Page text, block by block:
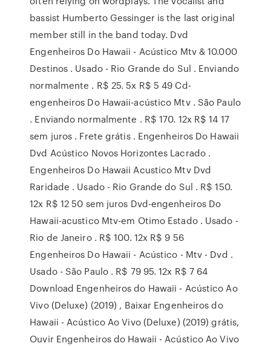
bassist Humberto Gessinger is the last original
member still in the band today. Dvd
Engenheiros Do Hawaii - Acústico Mtv & 10.000
Destinos . Usado - Rio Grande do Sul . Enviando
normalmente . R$ 25. 5x R$ 5 49 Cd-
engenheiros Do Hawaii-acústico Mtv . São Paulo
. Enviando normalmente . R$ 170. 12x R$ 14 17
sem juros . Frete grátis . Engenheiros Do Hawaii
Dvd Acústico Novos Horizontes Lacrado .
Engenheiros Do Hawaii Acustico Mtv Dvd
Raridade . Usado - Rio Grande do Sul . R$ 150.
12x R$ 12 50 sem juros Dvd-engenheiros Do
Hawaii-acustico Mtv-em Otimo Estado . Usado -
Rio de Janeiro . R$ 100. 12x R$ 9 56
Engenheiros Do Hawaii - Acústico - Mtv - Dvd .
Usado - São Paulo . R$ 79 95. 12x R$ 7 64
Download Engenheiros do Hawaii - Acústico Ao
Vivo (Deluxe) (2019) , Baixar Engenheiros do
Hawaii - Acústico Ao Vivo (Deluxe) (2019) grátis,
Ouvir Engenheiros do Hawaii - Acústico Ao Vivo